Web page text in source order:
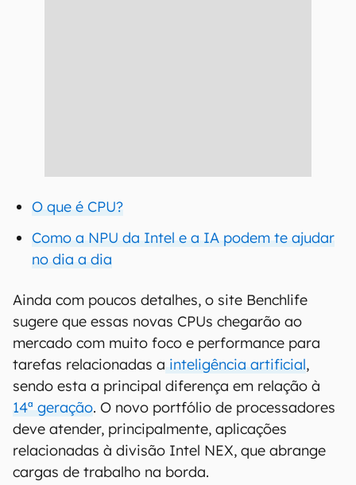
O que é CPU?
Como a NPU da Intel e a IA podem te ajudar
no dia a dia
Ainda com poucos detalhes, o site Benchlife
sugere que essas novas CPUs chegarão ao
mercado com muito foco e performance para
tarefas relacionadas a inteligência artificial,
sendo esta a principal diferença em relação à
14ª geração. O novo portfólio de processadores
deve atender, principalmente, aplicações
relacionadas à divisão Intel NEX, que abrange
cargas de trabalho na borda.